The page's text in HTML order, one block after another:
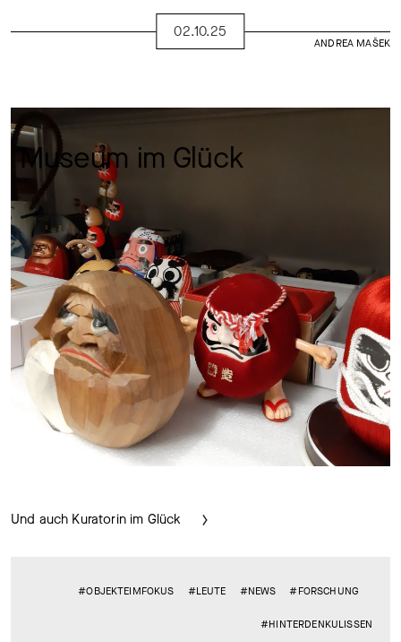
ANDREA MAŠEK
02.10.25
Museum im Glück
Und auch Kuratorin im Glück
#OBJEKTEIMFOKUS #LEUTE #NEWS #FORSCHUNG
#HINTERDENKULISSEN